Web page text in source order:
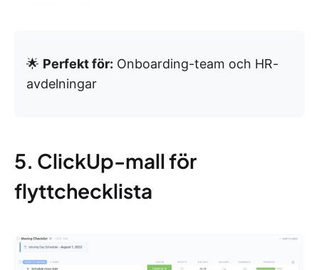
🌟 Perfekt för: Onboarding-team och HR-
avdelningar
5. ClickUp-mall för
flyttchecklista